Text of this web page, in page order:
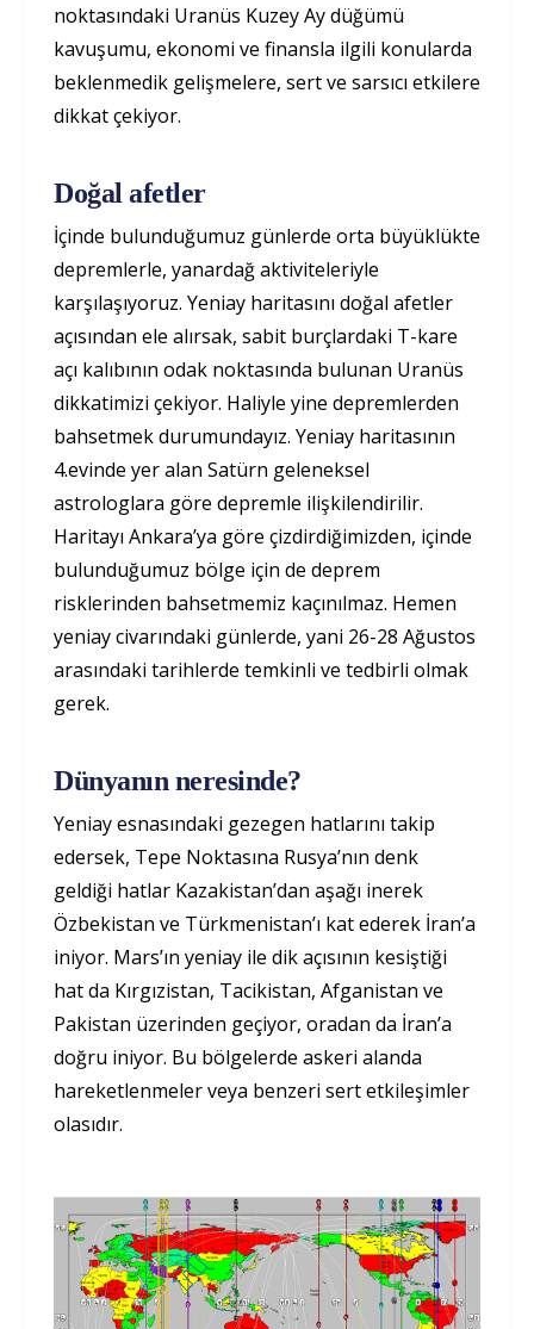
noktasındaki Uranüs Kuzey Ay düğümü
kavuşumu, ekonomi ve finansla ilgili konularda
beklenmedik gelişmelere, sert ve sarsıcı etkilere
dikkat çekiyor.
Doğal afetler
İçinde bulunduğumuz günlerde orta büyüklükte
depremlerle, yanardağ aktiviteleriyle
karşılaşıyoruz. Yeniay haritasını doğal afetler
açısından ele alırsak, sabit burçlardaki T-kare
açı kalıbının odak noktasında bulunan Uranüs
dikkatimizi çekiyor. Haliyle yine depremlerden
bahsetmek durumundayız. Yeniay haritasının
4.evinde yer alan Satürn geleneksel
astrologlara göre depremle ilişkilendirilir.
Haritayı Ankara’ya göre çizdirdiğimizden, içinde
bulunduğumuz bölge için de deprem
risklerinden bahsetmemiz kaçınılmaz. Hemen
yeniay civarındaki günlerde, yani 26-28 Ağustos
arasındaki tarihlerde temkinli ve tedbirli olmak
gerek.
Dünyanın neresinde?
Yeniay esnasındaki gezegen hatlarını takip
edersek, Tepe Noktasına Rusya’nın denk
geldiği hatlar Kazakistan’dan aşağı inerek
Özbekistan ve Türkmenistan’ı kat ederek İran’a
iniyor. Mars’ın yeniay ile dik açısının kesiştiği
hat da Kırgızistan, Tacikistan, Afganistan ve
Pakistan üzerinden geçiyor, oradan da İran’a
doğru iniyor. Bu bölgelerde askeri alanda
hareketlenmeler veya benzeri sert etkileşimler
olasıdır.